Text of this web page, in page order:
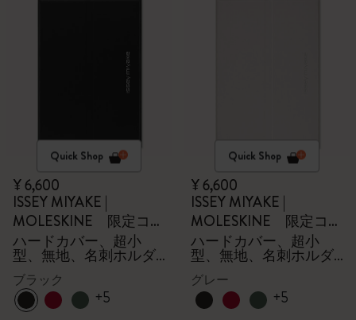
Quick Shop
¥ 6,600
ISSEY MIYAKE |
MOLESKINE 限定コレ
クション
ハードカバー、超小
型、無地、名刺ホルダ
ー - 箱付き
ブラック
+5
Quick Shop
¥ 6,600
ISSEY MIYAKE |
MOLESKINE 限定コレ
クション
ハードカバー、超小
型、無地、名刺ホルダ
ー - 箱付き
グレー
+5